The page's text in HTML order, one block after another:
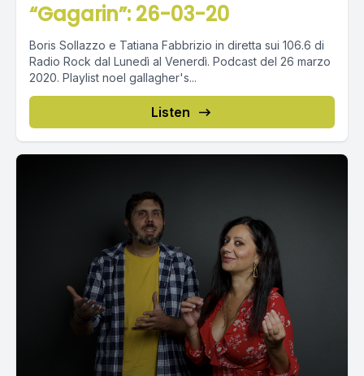
“Gagarin”: 26-03-20
Boris Sollazzo e Tatiana Fabbrizio in diretta sui 106.6 di
Radio Rock dal Lunedì al Venerdì. Podcast del 26 marzo
2020. Playlist noel gallagher's...
Listen